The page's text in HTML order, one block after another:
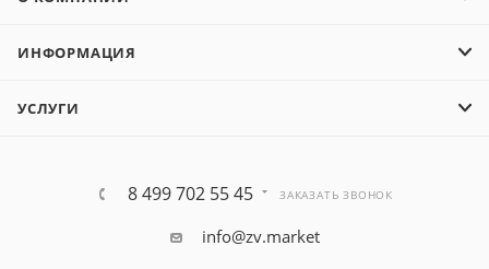
ИНФОРМАЦИЯ
УСЛУГИ
8 499 702 55 45 ЗАКАЗАТЬ ЗВОНОК
info@zv.market